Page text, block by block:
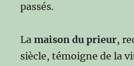
passés.
Lamaison du prieur,
siècle, témoigne de la